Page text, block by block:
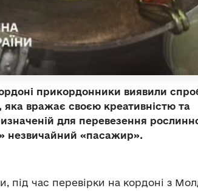
прикордонники виявили
вражає своєю креативністю та
для перевезення
незвичайний «пасажир».
під час перевірки на кордоні з